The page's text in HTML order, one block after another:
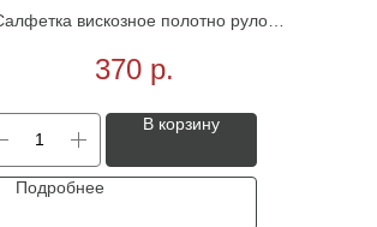
200шт
вискозное полотно рулон
370 р.
В корзину
Подробнее